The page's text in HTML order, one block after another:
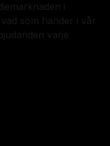
i
som händer i vår
varje